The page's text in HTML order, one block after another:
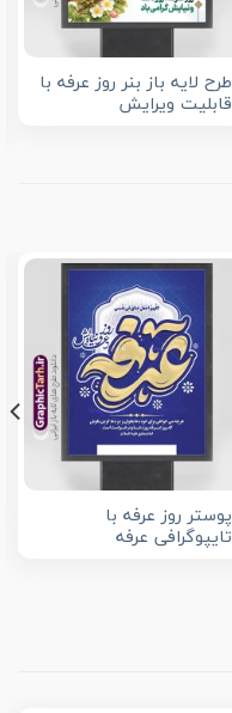
طرح لایه باز بنر روز عرفه با
قابلیت ویرایش
پوستر روز عرفه با
تایپوگرافی عرفه